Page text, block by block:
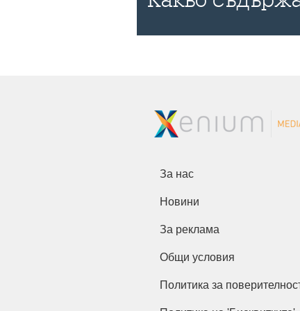
За нас
Новини
За реклама
Общи условия
Политика за